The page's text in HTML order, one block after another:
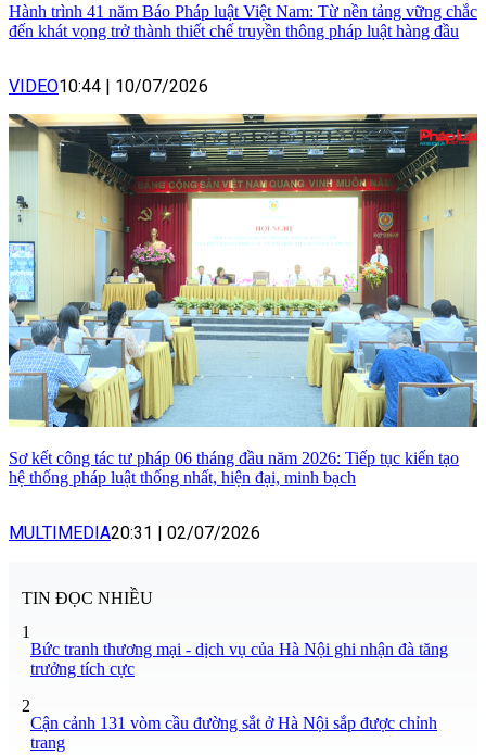
Hành trình 41 năm Báo Pháp luật Việt Nam: Từ nền tảng vững chắc
đến khát vọng trở thành thiết chế truyền thông pháp luật hàng đầu
VIDEO10:44 | 10/07/2026
Sơ kết công tác tư pháp 06 tháng đầu năm 2026: Tiếp tục kiến tạo
hệ thống pháp luật thống nhất, hiện đại, minh bạch
MULTIMEDIA20:31 | 02/07/2026
TIN ĐỌC NHIỀU
1
Bức tranh thương mại - dịch vụ của Hà Nội ghi nhận đà tăng
trưởng tích cực
2
Cận cảnh 131 vòm cầu đường sắt ở Hà Nội sắp được chỉnh
trang